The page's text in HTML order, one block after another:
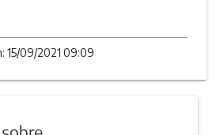
15/09/2021 09:09